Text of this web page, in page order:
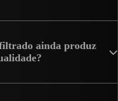
ainda produz